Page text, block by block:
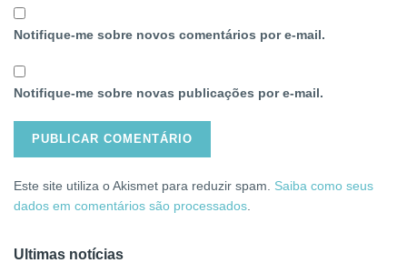
Notifique-me sobre novos comentários por e-mail.
Notifique-me sobre novas publicações por e-mail.
Este site utiliza o Akismet para reduzir spam. Saiba como seus
dados em comentários são processados
Ultimas notícias